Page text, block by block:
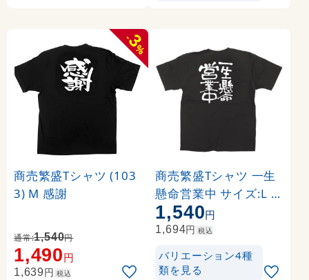
-
3
%
商売繁盛Tシャツ (103
3) M 感謝
通常:1,540円
1,490円
1,639円 税込
商売繁盛Tシャツ 一生
懸命営業中 サイズ:L (1
2759)
1,540円
1,694円 税込
バリエーション4種
類を見る